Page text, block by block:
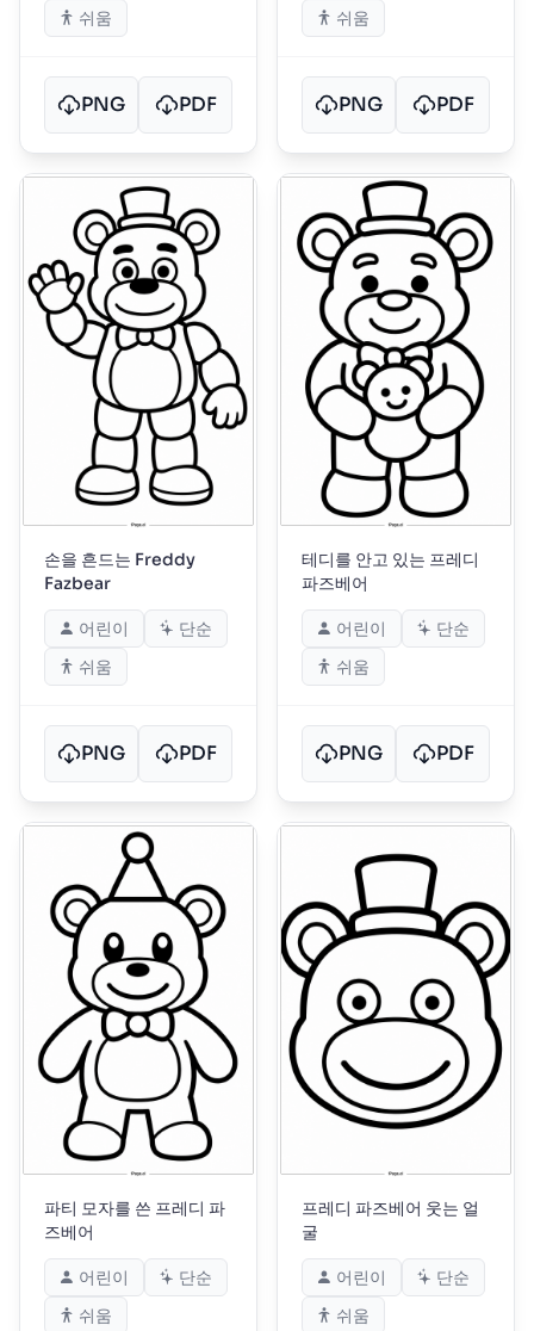
쉬움
PNG PDF
쉬움
PNG PDF
손을 흔드는 Freddy
Fazbear
어린이
단순
쉬움
PNG PDF
테디를 안고 있는 프레디
파즈베어
어린이
단순
쉬움
PNG PDF
파티 모자를 쓴 프레디 파
즈베어
어린이
단순
쉬움
프레디 파즈베어 웃는 얼
굴
어린이
단순
쉬움